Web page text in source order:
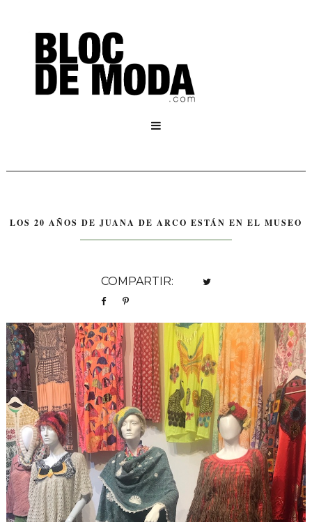

LOS 20 AÑOS DE JUANA DE ARCO ESTÁN EN EL MUSEO
COMPARTIR: